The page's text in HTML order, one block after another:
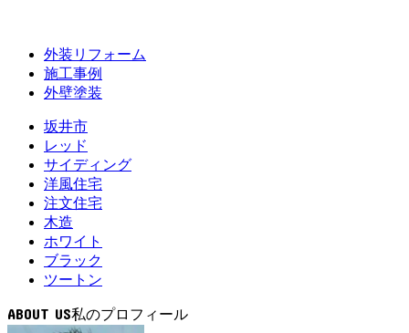
外装リフォーム
施工事例
外壁塗装
坂井市
レッド
サイディング
洋風住宅
注文住宅
木造
ホワイト
ブラック
ツートン
ABOUT US